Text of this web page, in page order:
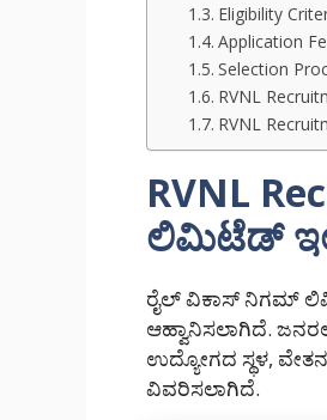
Eligibility
Application
Selection
RVNL
RVNL
RVNL
ಲಿಮಿಟೆಡ್
ರೈಲ್ ವಿಕಾಸ್ ನಿಗಮ್
ಆಹ್ವಾನಿಸಲಾಗಿದೆ.
ಉದ್ಯೋಗದ ಸ್ಥಳ,
ವಿವರಿಸಲಾಗಿದೆ.